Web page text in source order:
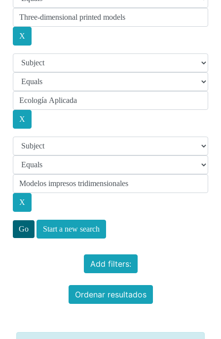
Start a new search
Add filters:
Ordenar resultados